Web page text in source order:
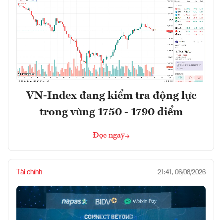
VN-Index đang kiểm tra động lực
trong vùng 1750 - 1790 điểm
Đọc ngay
Tài chính 21:41, 06/08/2026